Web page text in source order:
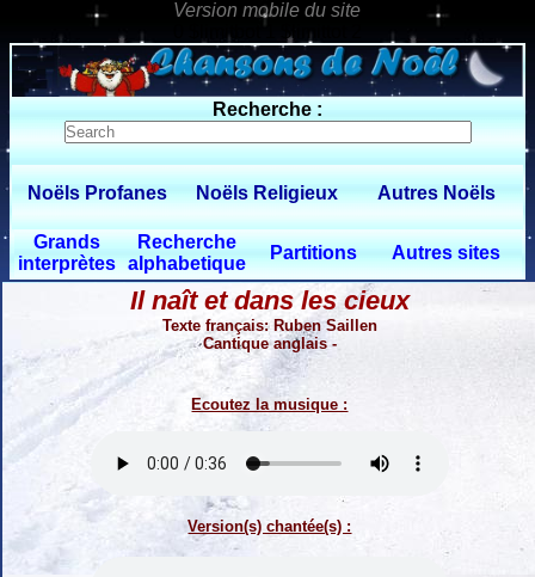
0 $limitbot 1 $limittot 2
Recherche :
Noëls Profanes Noëls Religieux Autres Noëls
Grands
interprètes
Recherche
alphabetique
Partitions Autres sites
Il naît et dans les cieux
Texte français: Ruben Saillen
Cantique anglais -
Ecoutez la musique :
Version(s) chantée(s) :